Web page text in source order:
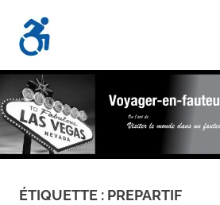
content
En-
Fauteuil.com
Aventures
d'un
handi-
voyageur
ÉTIQUETTE : PREPARTIF